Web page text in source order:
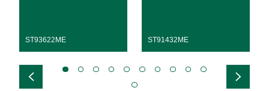
ST93622ME ST91432ME